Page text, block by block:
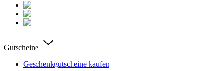
Gutscheine
Geschenkgutscheine kaufen